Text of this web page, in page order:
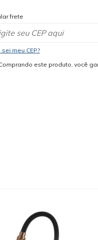
frete
sei meu CEP?
este produto, você